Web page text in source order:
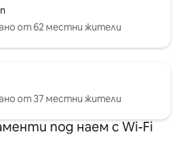
от 62 местни жители
от 37 местни жители
под наем с Wi-Fi